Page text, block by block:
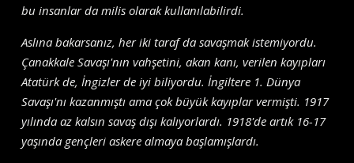
bu insanlar da milis olarak kullanılabilirdi.
Aslına bakarsanız, her iki taraf da savaşmak istemiyordu.
Çanakkale Savaşı'nın vahşetini, akan kanı, verilen kayıpları
Atatürk de, İngizler de iyi biliyordu. İngiltere 1. Dünya
Savaşı'nı kazanmıştı ama çok büyük kayıplar vermişti. 1917
yılında az kalsın savaş dışı kalıyorlardı. 1918'de artık 16-17
yaşında gençleri askere almaya başlamışlardı.